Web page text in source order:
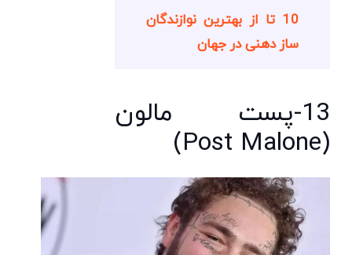
10 تا از بهترین نوازندگان
ساز دهنی در جهان
13-پست مالون
(Post Malone)